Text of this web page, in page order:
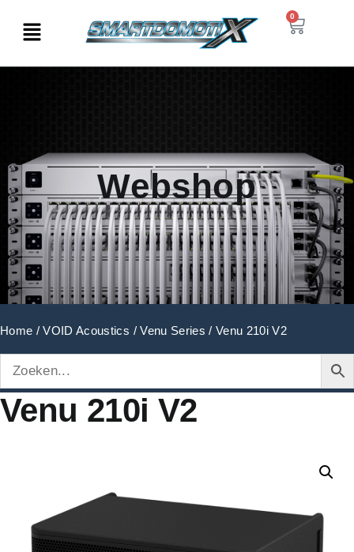
0
Webshop
Home /VOID Acoustics /Venu Series / Venu 210i V2
Venu 210i V2